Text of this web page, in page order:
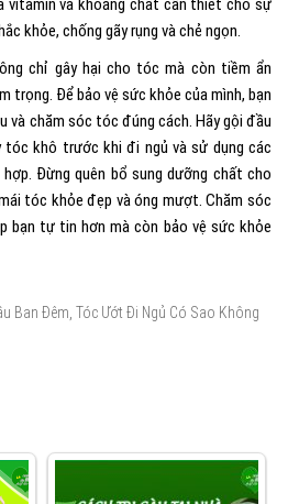
vitamin và khoáng chất cần thiết cho sự
khỏe, chống gãy rụng và chẻ ngọn.
chỉ gây hại cho tóc mà còn tiềm ẩn
trọng. Để bảo vệ sức khỏe của mình, bạn
và chăm sóc tóc đúng cách. Hãy gội đầu
khô trước khi đi ngủ và sử dụng các
Đừng quên bổ sung dưỡng chất cho
tóc khỏe đẹp và óng mượt. Chăm sóc
bạn tự tin hơn mà còn bảo vệ sức khỏe
Ban Đêm, Tóc Ướt Đi Ngủ Có Sao Không